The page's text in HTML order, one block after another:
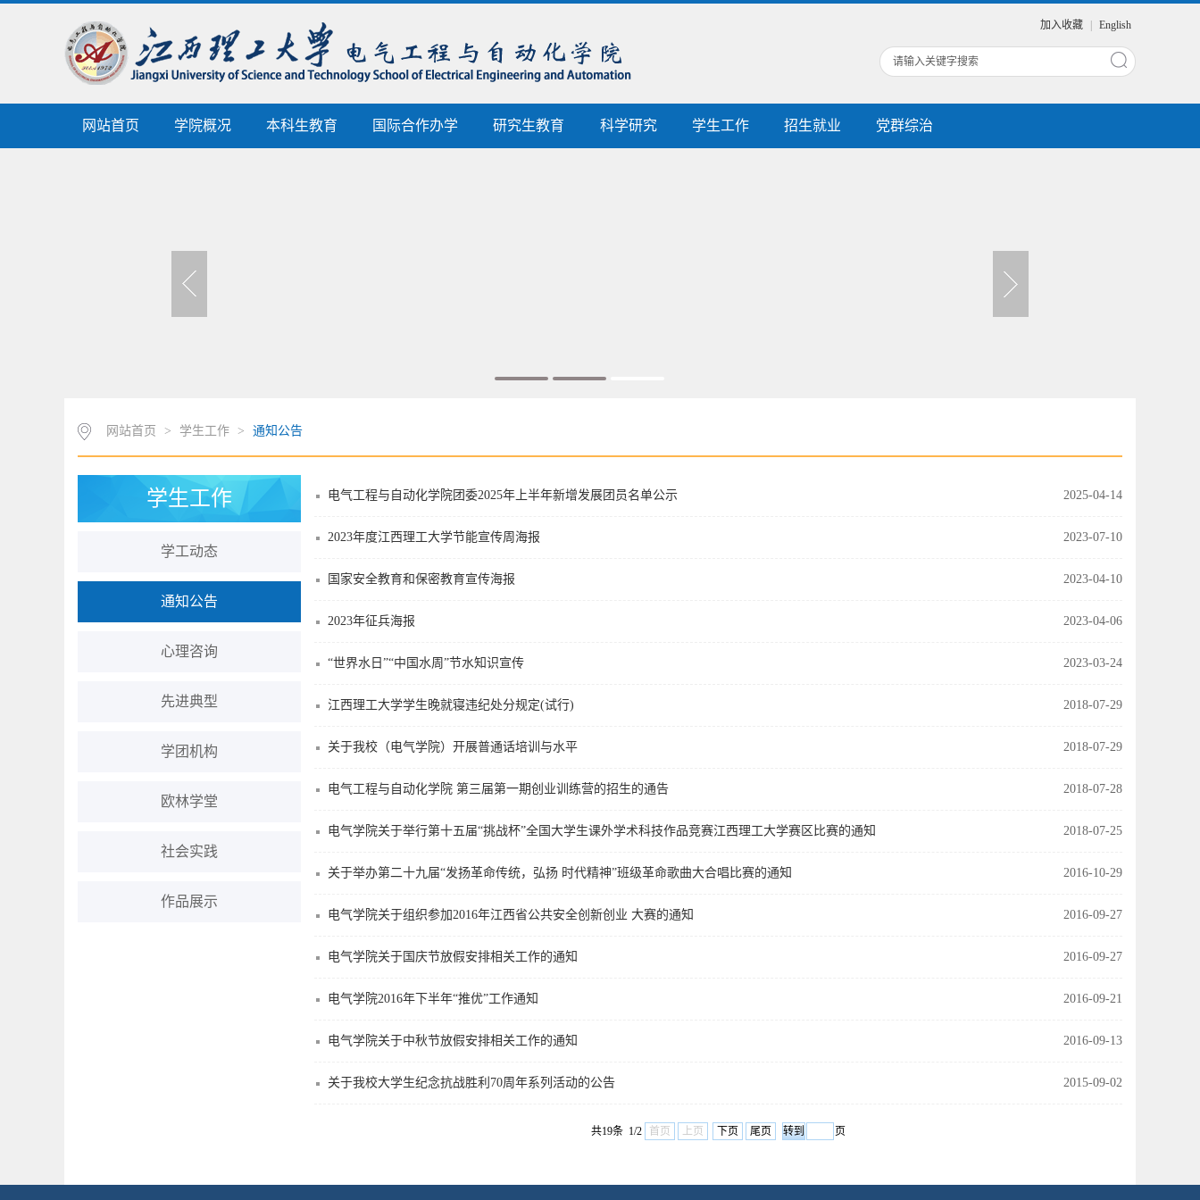
加入收藏 English
网站首页 学院概况 本科生教育 国际合作办学 研究生教育 科学研究 学生工作 招生就业 党群综治
网站首页 > 学生工作 > 通知公告
学生工作
学工动态
通知公告
心理咨询
先进典型
学团机构
欧林学堂
社会实践
作品展示
电气工程与自动化学院团委2025年上半年新增发展团员名单公示 2025-04-14
2023年度江西理工大学节能宣传周海报 2023-07-10
国家安全教育和保密教育宣传海报 2023-04-10
2023年征兵海报 2023-04-06
“世界水日”“中国水周”节水知识宣传 2023-03-24
江西理工大学学生晚就寝违纪处分规定(试行) 2018-07-29
关于我校（电气学院）开展普通话培训与水平 2018-07-29
电气工程与自动化学院 第三届第一期创业训练营的招生的通告 2018-07-28
电气学院关于举行第十五届“挑战杯”全国大学生课外学术科技作品竞赛江西理工大学赛区比赛的通知 2018-07-25
关于举办第二十九届“发扬革命传统，弘扬 时代精神”班级革命歌曲大合唱比赛的通知 2016-10-29
电气学院关于组织参加2016年江西省公共安全创新创业 大赛的通知 2016-09-27
电气学院关于国庆节放假安排相关工作的通知 2016-09-27
电气学院2016年下半年“推优”工作通知 2016-09-21
电气学院关于中秋节放假安排相关工作的通知 2016-09-13
关于我校大学生纪念抗战胜利70周年系列活动的公告 2015-09-02
共19条 1/2 首页 上页 下页 尾页 页